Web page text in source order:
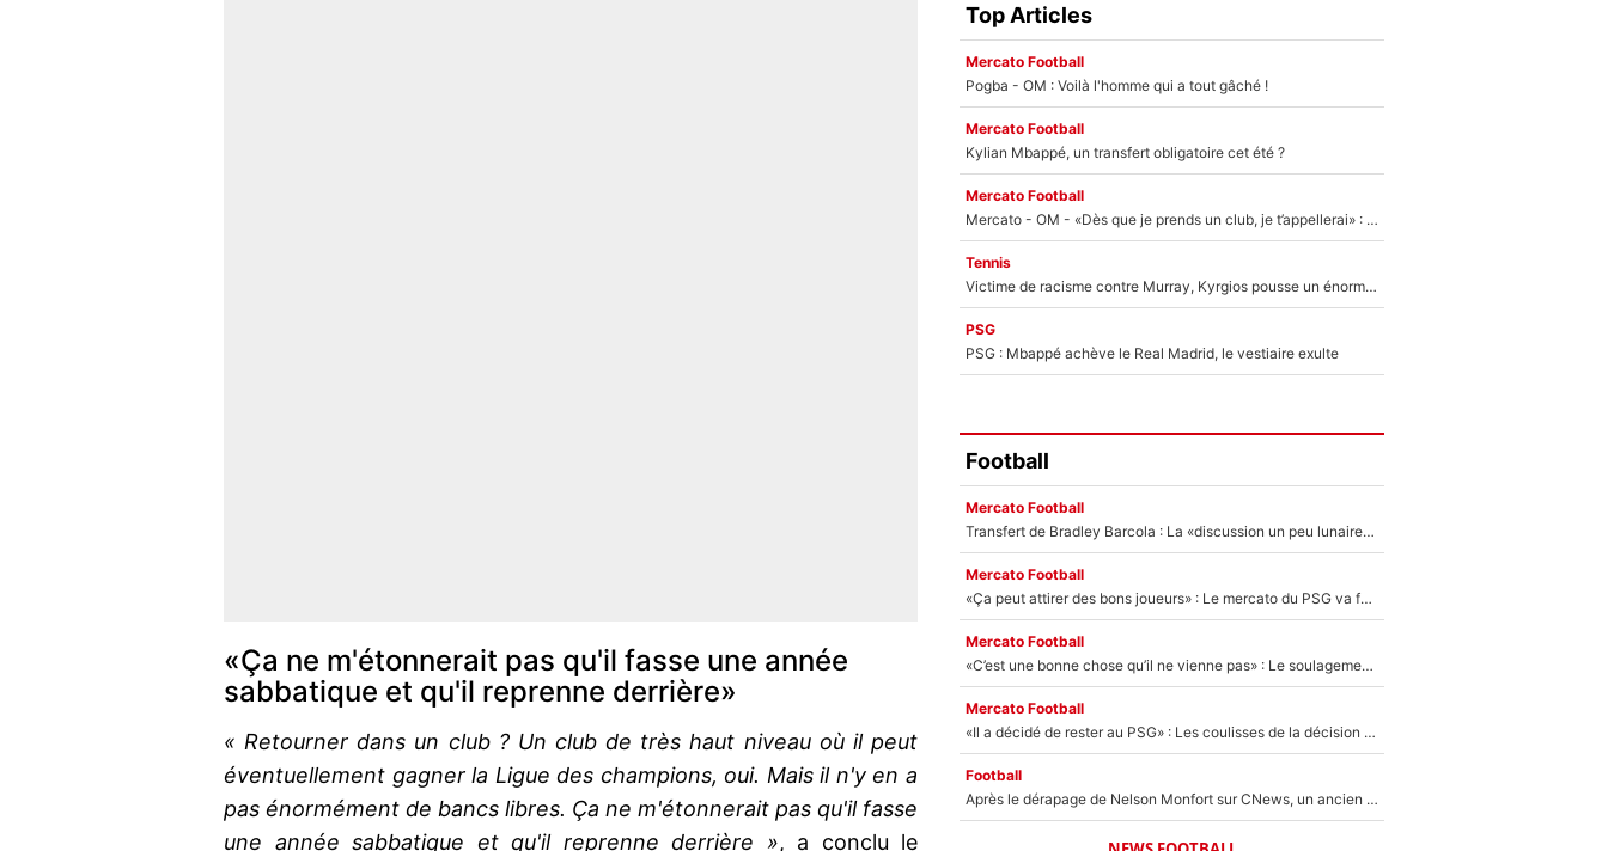
«Ça ne m'étonnerait pas qu'il fasse une année
sabbatique et qu'il reprenne derrière»
« Retourner dans un club ? Un club de très haut niveau où il peut
éventuellement gagner la Ligue des champions, oui. Mais il n'y en a
pas énormément de bancs libres. Ça ne m'étonnerait pas qu'il fasse
une année sabbatique et qu'il reprenne derrière », a conclu le
Top Articles
Mercato Football
Pogba - OM : Voilà l'homme qui a tout gâché !
Mercato Football
Kylian Mbappé, un transfert obligatoire cet été ?
Mercato Football
Mercato - OM - «Dès que je prends un club, je t’appellerai» : La promesse de Marcelino au moment de claquer la porte
Tennis
Victime de racisme contre Murray, Kyrgios pousse un énorme coup de gueule !
PSG
PSG : Mbappé achève le Real Madrid, le vestiaire exulte
Football
Mercato Football
Transfert de Bradley Barcola : La «discussion un peu lunaire» qui l'a convaincu de quitter le PSG, son entourage est pointé du doigt
Mercato Football
«Ça peut attirer des bons joueurs» : Le mercato du PSG va faire des victimes dans l'effectif de Luis Enrique ?
Mercato Football
«C’est une bonne chose qu’il ne vienne pas» : Le soulagement de l'After Foot après le transfert avorté de Yan Diomandé au PSG
Mercato Football
«Il a décidé de rester au PSG» : Les coulisses de la décision de Lucas Chevalier pour son transfert
Football
Après le dérapage de Nelson Monfort sur CNews, un ancien journaliste de France Télévisions relance la polémique sur les incendies en Gironde